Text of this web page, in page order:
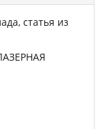
статья из